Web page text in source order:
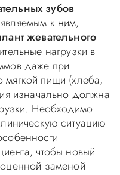
зубов
к ним,
жевательного
нагрузки в
даже при
мягкой пищи (хлеба,
изначально должна
Необходимо
ситуацию
чтобы новый
заменой